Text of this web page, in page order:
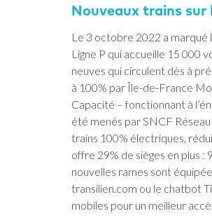
Nouveaux trains sur
Le 3 octobre 2022 a marqué
Ligne P qui accueille 15 000
neuves qui circulent dès à
à 100% par Île-de-France
Capacité – fonctionnant à
été menés par SNCF
trains 100% électriques,
offre 29% de sièges en plus :
nouvelles rames sont
transilien.com ou le chatbot
mobiles pour un meilleur